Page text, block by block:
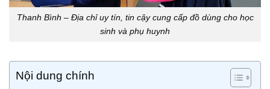
Thanh Bình – Địa chỉ uy tín, tin cậy cung cấp đồ dùng cho học
sinh và phụ huynh
Nội dung chính